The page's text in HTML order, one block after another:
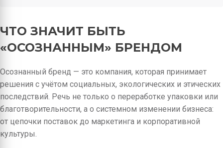
ЧТО ЗНАЧИТ БЫТЬ
«ОСОЗНАННЫМ» БРЕНДОМ
Осознанный бренд — это компания, которая принимает
решения с учётом социальных, экологических и этических
последствий. Речь не только о переработке упаковки или
благотворительности, а о системном изменении бизнеса:
от цепочки поставок до маркетинга и корпоративной
культуры.